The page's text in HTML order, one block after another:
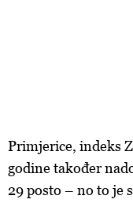
Primjerice, indeks
godine također
29 posto – no to je